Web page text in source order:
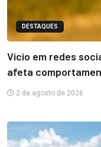
DESTAQUES
Vício em redes
afeta
2 de agosto de 2026